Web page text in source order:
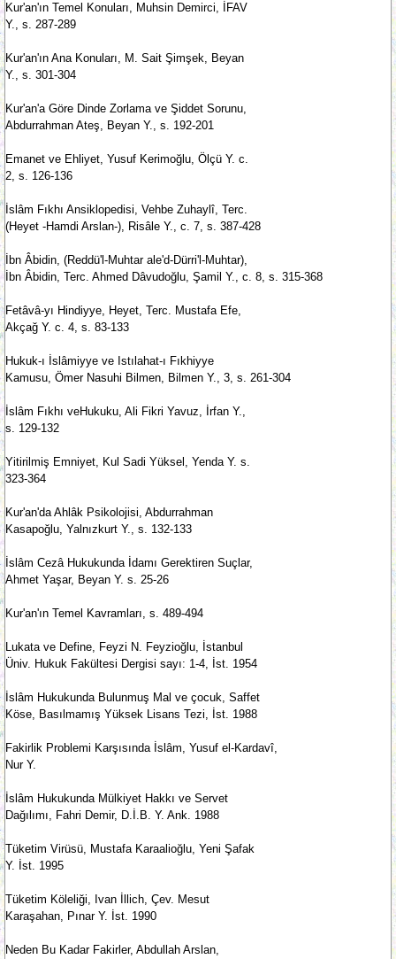
Kur'an'ın Temel Konuları, Muhsin Demirci, İFAV
Y., s. 287-289
Kur'an'ın Ana Konuları, M. Sait Şimşek, Beyan
Y., s. 301-304
Kur'an'a Göre Dinde Zorlama ve Şiddet Sorunu,
Abdurrahman Ateş, Beyan Y., s. 192-201
Emanet ve Ehliyet, Yusuf Kerimoğlu, Ölçü Y. c.
2, s. 126-136
İslâm Fıkhı Ansiklopedisi, Vehbe Zuhaylî, Terc.
(Heyet -Hamdi Arslan-), Risâle Y., c. 7, s. 387-428
İbn Âbidin, (Reddü'l-Muhtar ale'd-Dürri'l-Muhtar),
İbn Âbidin, Terc. Ahmed Dâvudoğlu, Şamil Y., c. 8, s. 315-368
Fetâvâ-yı Hindiyye, Heyet, Terc. Mustafa Efe,
Akçağ Y. c. 4, s. 83-133
Hukuk-ı İslâmiyye ve Istılahat-ı Fıkhiyye
Kamusu, Ömer Nasuhi Bilmen, Bilmen Y., 3, s. 261-304
İslâm Fıkhı veHukuku, Ali Fikri Yavuz, İrfan Y.,
s. 129-132
Yitirilmiş Emniyet, Kul Sadi Yüksel, Yenda Y. s.
323-364
Kur'an'da Ahlâk Psikolojisi, Abdurrahman
Kasapoğlu, Yalnızkurt Y., s. 132-133
İslâm Cezâ Hukukunda İdamı Gerektiren Suçlar,
Ahmet Yaşar, Beyan Y. s. 25-26
Kur'an'ın Temel Kavramları, s. 489-494
Lukata ve Define, Feyzi N. Feyzioğlu, İstanbul
Üniv. Hukuk Fakültesi Dergisi sayı: 1-4, İst. 1954
İslâm Hukukunda Bulunmuş Mal ve çocuk, Saffet
Köse, Basılmamış Yüksek Lisans Tezi, İst. 1988
Fakirlik Problemi Karşısında İslâm, Yusuf el-Kardavî,
Nur Y.
İslâm Hukukunda Mülkiyet Hakkı ve Servet
Dağılımı, Fahri Demir, D.İ.B. Y. Ank. 1988
Tüketim Virüsü, Mustafa Karaalioğlu, Yeni Şafak
Y. İst. 1995
Tüketim Köleliği, Ivan İllich, Çev. Mesut
Karaşahan, Pınar Y. İst. 1990
Neden Bu Kadar Fakirler, Abdullah Arslan,